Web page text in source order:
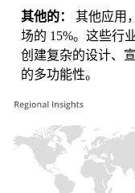
其他的： 其他应用
场的 15%。这些行
创建复杂的设计、
的多功能性。